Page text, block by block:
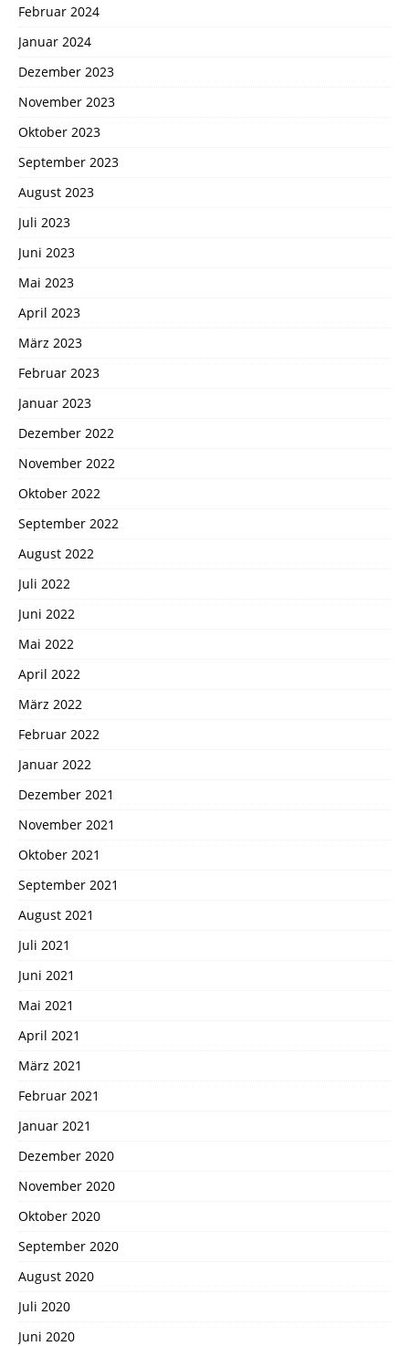
Februar 2024
Januar 2024
Dezember 2023
November 2023
Oktober 2023
September 2023
August 2023
Juli 2023
Juni 2023
Mai 2023
April 2023
März 2023
Februar 2023
Januar 2023
Dezember 2022
November 2022
Oktober 2022
September 2022
August 2022
Juli 2022
Juni 2022
Mai 2022
April 2022
März 2022
Februar 2022
Januar 2022
Dezember 2021
November 2021
Oktober 2021
September 2021
August 2021
Juli 2021
Juni 2021
Mai 2021
April 2021
März 2021
Februar 2021
Januar 2021
Dezember 2020
November 2020
Oktober 2020
September 2020
August 2020
Juli 2020
Juni 2020